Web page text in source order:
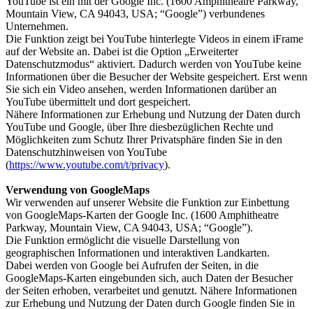
Mountain View, CA 94043, USA; “Google”) verbundenes
Unternehmen.
Die Funktion zeigt bei YouTube hinterlegte Videos in einem iFrame
auf der Website an. Dabei ist die Option „Erweiterter
Datenschutzmodus“ aktiviert. Dadurch werden von YouTube keine
Informationen über die Besucher der Website gespeichert. Erst wenn
Sie sich ein Video ansehen, werden Informationen darüber an
YouTube übermittelt und dort gespeichert.
Nähere Informationen zur Erhebung und Nutzung der Daten durch
YouTube und Google, über Ihre diesbezüglichen Rechte und
Möglichkeiten zum Schutz Ihrer Privatsphäre finden Sie in den
Datenschutzhinweisen von YouTube
(https://www.youtube.com/t/privacy).
Verwendung von GoogleMaps
Wir verwenden auf unserer Website die Funktion zur Einbettung
von GoogleMaps-Karten der Google Inc. (1600 Amphitheatre
Parkway, Mountain View, CA 94043, USA; “Google”).
Die Funktion ermöglicht die visuelle Darstellung von
geographischen Informationen und interaktiven Landkarten.
Dabei werden von Google bei Aufrufen der Seiten, in die
GoogleMaps-Karten eingebunden sich, auch Daten der Besucher
der Seiten erhoben, verarbeitet und genutzt. Nähere Informationen
zur Erhebung und Nutzung der Daten durch Google finden Sie in